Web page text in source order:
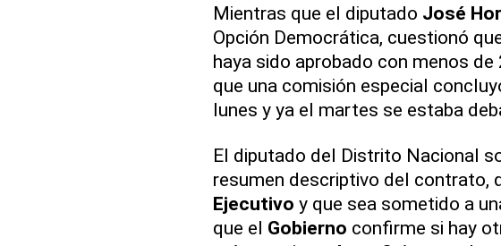
Mientras que el diputado José
Opción Democrática, cuestionó
haya sido aprobado con menos de
que una comisión especial
lunes y ya el martes se estaba
El diputado del Distrito Nacional
resumen descriptivo del contrato,
Ejecutivo y que sea sometido a
que el Gobierno confirme si hay